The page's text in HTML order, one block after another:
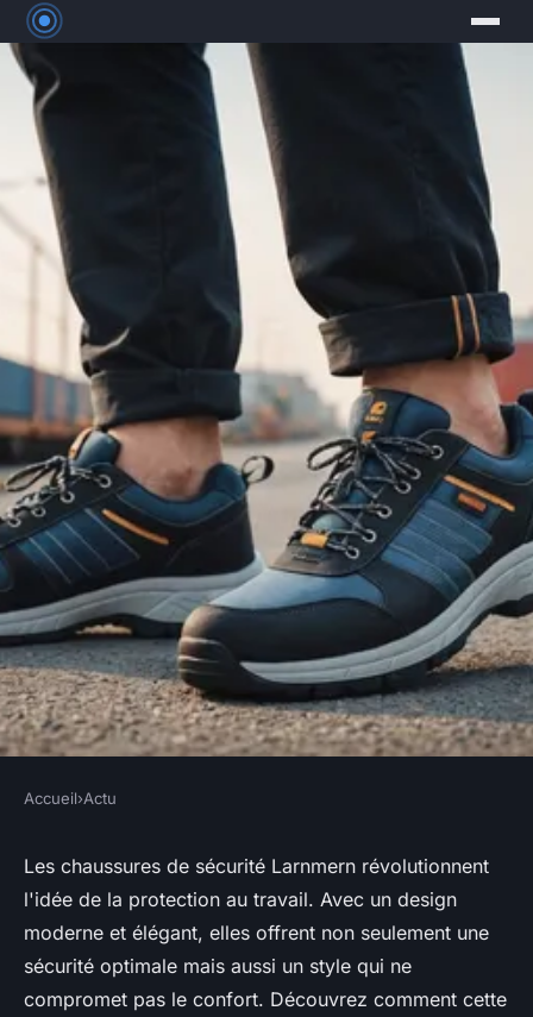
Chaussure de sécurité
Larnmern : allier mode et
protection efficace
Héloïse•10 avril 2025•3 min de lecture
Accueil›Actu
Les chaussures de sécurité Larnmern révolutionnent
l'idée de la protection au travail. Avec un design
moderne et élégant, elles offrent non seulement une
sécurité optimale mais aussi un style qui ne
compromet pas le confort. Découvrez comment cette